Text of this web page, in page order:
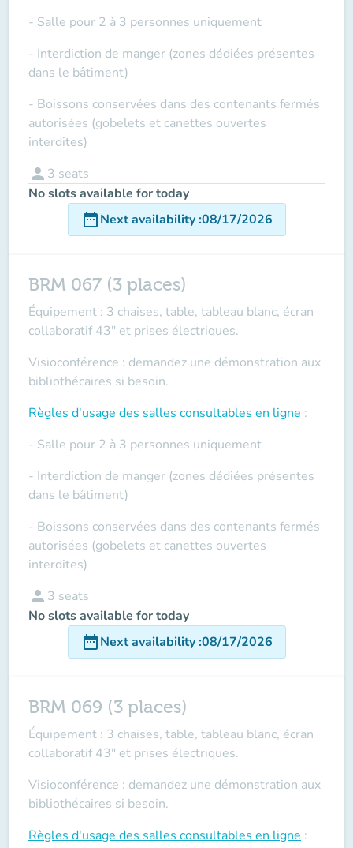
- Salle pour 2 à 3 personnes uniquement
- Interdiction de manger (zones dédiées présentes
dans le bâtiment)
- Boissons conservées dans des contenants fermés
autorisées (gobelets et canettes ouvertes
interdites)
person 3 seats
No slots available for today
date_rangeNext availability:08/17/2026
BRM 067 (3 places)
Équipement : 3 chaises, table, tableau blanc, écran
collaboratif 43" et prises électriques.
Visioconférence : demandez une démonstration aux
bibliothécaires si besoin.
Règles d'usage des salles consultables en ligne :
- Salle pour 2 à 3 personnes uniquement
- Interdiction de manger (zones dédiées présentes
dans le bâtiment)
- Boissons conservées dans des contenants fermés
autorisées (gobelets et canettes ouvertes
interdites)
person 3 seats
No slots available for today
date_rangeNext availability:08/17/2026
BRM 069 (3 places)
Équipement : 3 chaises, table, tableau blanc, écran
collaboratif 43" et prises électriques.
Visioconférence : demandez une démonstration aux
bibliothécaires si besoin.
Règles d'usage des salles consultables en ligne :